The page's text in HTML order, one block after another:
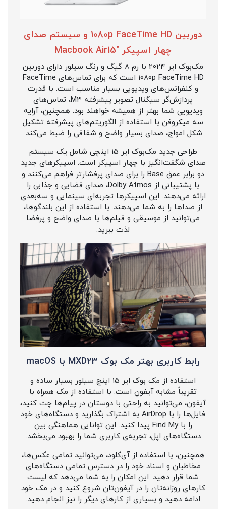
دوربین 1080p FaceTime HD و سیستم صدای
چهار اسپیکر "Macbook Air15
مک‌بوک ایر 202۴ با رم 8 گیگ و رنگ سیلور دارای دوربین
1080p FaceTime HD است که برای تماس‌های FaceTime
و کنفرانس‌های ویدیویی بسیار مناسب است. با قدرت
پردازش‌گر سیگنال تصویر پیشرفته M۳، تماس‌های
ویدیویی شما بهتر از همیشه خواهند بود. همچنین، آرایه
سه میکروفن با استفاده از الگوریتم‌های پیشرفته تشکیل
شکل امواج، صدای بسیار واضح و شفافی را ضبط می‌کند.
طراحی جدید مک‌بوک ایر 15 اینچی شامل یک سیستم
صدای شگفت‌انگیز با چهار اسپیکر است. اسپیکرهای جدید
دو برابر عمق Base را برای صدای پرفشارتر فراهم می‌کنند و
با پشتیبانی از Dolby Atmos، صدای فضایی و جذابی را
ارائه می‌دهند. این اسپیکرها تجربه‌ای سینمایی و سه‌بعدی
از صداها را به شما می‌دهند. با استفاده از این بلندگوها،
می‌توانید از موسیقی و فیلم‌ها با صدای واضح و پرفضا
لذت ببرید.
رابط کاربری بهتر مک بوک MXD23 با macOS
استفاده از مک بوک ایر ۱5 اینچ سیلور بسیار ساده و
تقریباً مشابه آیفون است. با استفاده از مک همراه با
آیفون، می‌توانید به راحتی با دوستان در پیام‌ها چت کنید،
فایل‌ها را با AirDrop به اشتراک بگذارید و دستگاه‌های خود
را با Find My پیدا کنید. این توانایی هماهنگی بین
دستگاه‌های اپل، تجربه‌ی کاربری شما را بهبود می‌بخشد.
همچنین، با استفاده از آی‌کلود، می‌توانید تمامی عکس‌ها،
مخاطبان و اسناد خود را در دسترس تمامی دستگاه‌های
شما قرار دهید. این امکان را به شما می‌دهد که لیست
کارهای روزانه‌تان را در آیفون‌تان شروع کنید و در مک خود
ادامه دهید و بسیاری از کارهای دیگر را نیز انجام دهید.